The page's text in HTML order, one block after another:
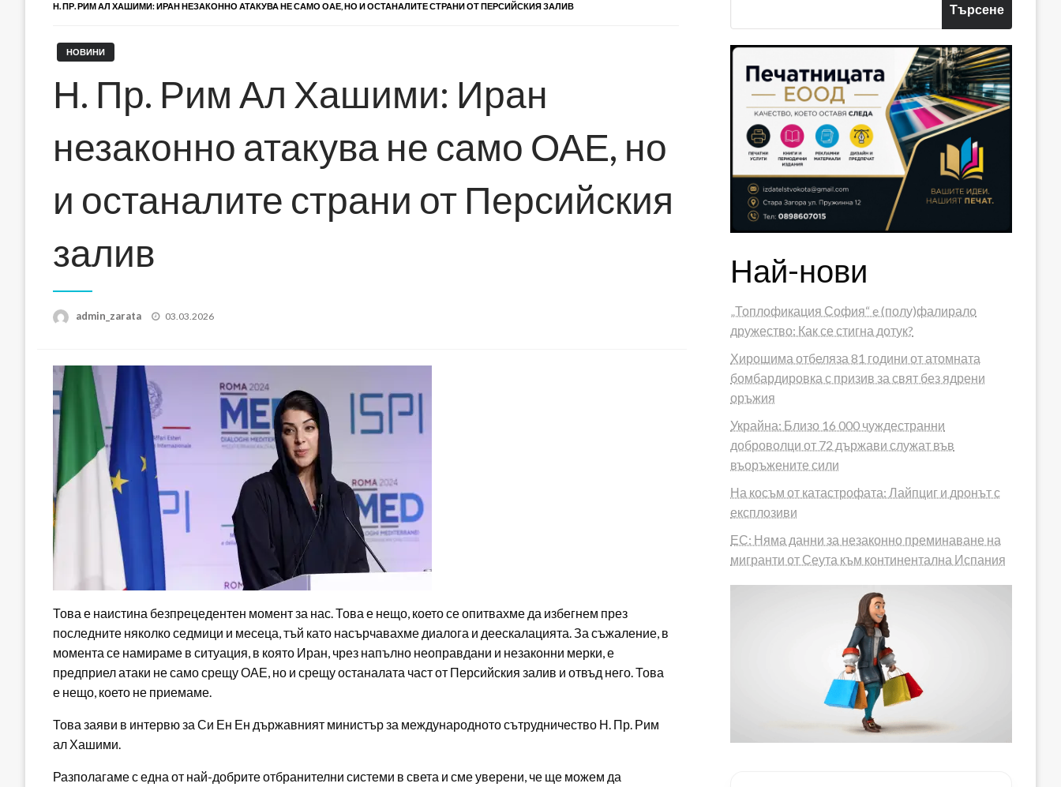
Н. ПР. РИМ АЛ ХАШИМИ: ИРАН НЕЗАКОННО АТАКУВА НЕ САМО ОАЕ, НО И ОСТАНАЛИТЕ СТРАНИ ОТ ПЕРСИЙСКИЯ ЗАЛИВ
НОВИНИ
Н. Пр. Рим Ал Хашими: Иран
незаконно атакува не само ОАЕ, но
и останалите страни от Персийския
залив
admin_zarata
Posted
03.03.2026
Това е наистина безпрецедентен момент за нас. Това е нещо, което се опитвахме да избегнем през
последните няколко седмици и месеца, тъй като насърчавахме диалога и деескалацията. За съжаление, в
момента се намираме в ситуация, в която Иран, чрез напълно неоправдани и незаконни мерки, е
предприел атаки не само срещу ОАЕ, но и срещу останалата част от Персийския залив и отвъд него. Това
е нещо, което не приемаме.
Това заяви в интервю за Си Ен Ен държавният министър за международното сътрудничество Н. Пр. Рим
ал Хашими.
Разполагаме с една от най-добрите отбранителни системи в света и сме уверени, че ще можем да
Търсене
Най-нови
„Топлофикация София“ e (полу)фалирало
дружество: Как се стигна дотук?
Хирошима отбеляза 81 години от атомната
бомбардировка с призив за свят без ядрени
оръжия
Украйна: Близо 16 000 чуждестранни
доброволци от 72 държави служат във
въоръжените сили
На косъм от катастрофата: Лайпциг и дронът с
експлозиви
ЕС: Няма данни за незаконно преминаване на
мигранти от Сеута към континентална Испания